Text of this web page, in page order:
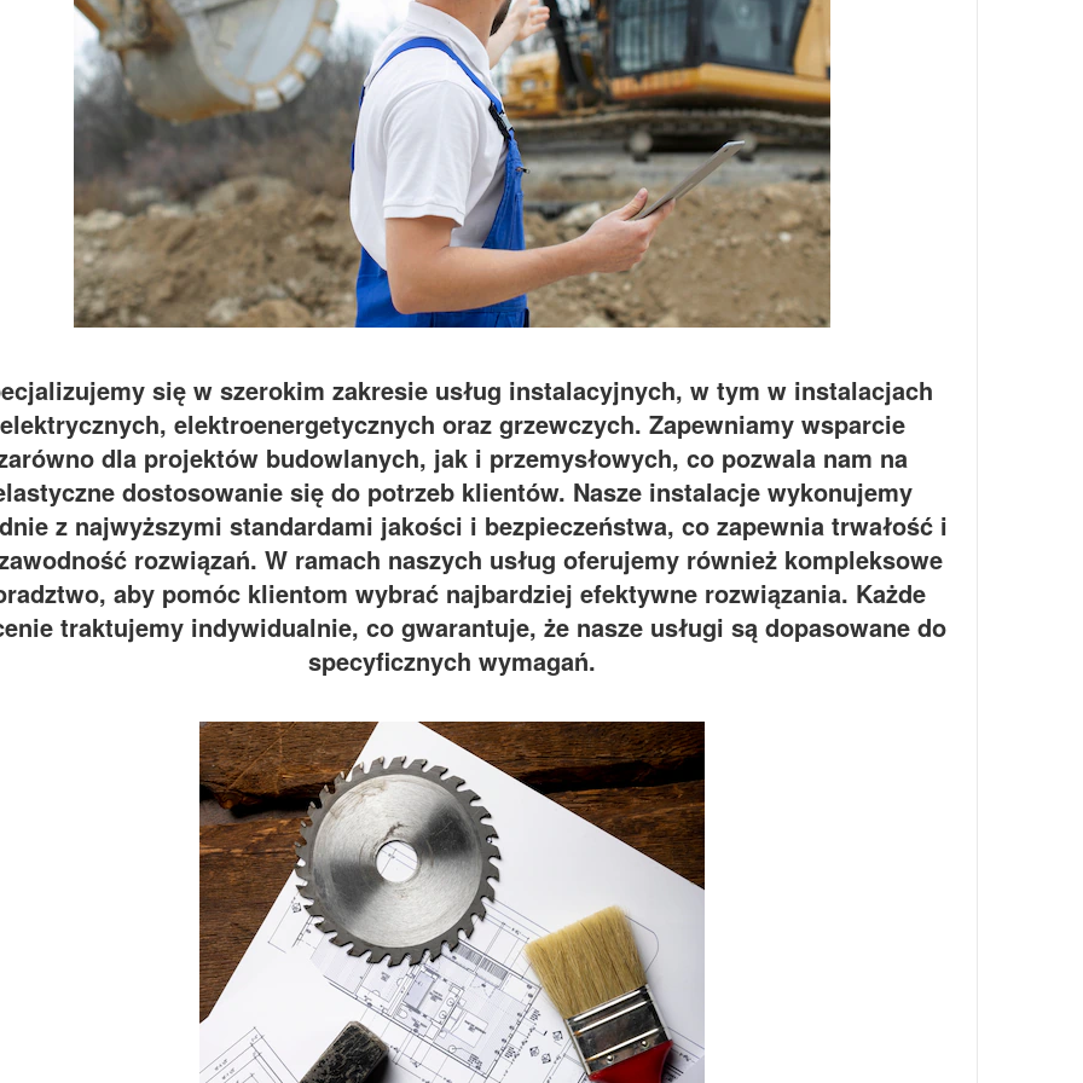
się w szerokim zakresie usług instalacyjnych, w tym w instalacjach
elektrycznych, elektroenergetycznych oraz grzewczych. Zapewniamy wsparcie
dla projektów budowlanych, jak i przemysłowych, co pozwala nam na
dostosowanie się do potrzeb klientów. Nasze instalacje wykonujemy
z najwyższymi standardami jakości i bezpieczeństwa, co zapewnia trwałość i
rozwiązań. W ramach naszych usług oferujemy również kompleksowe
aby pomóc klientom wybrać najbardziej efektywne rozwiązania. Każde
traktujemy indywidualnie, co gwarantuje, że nasze usługi są dopasowane do
specyficznych wymagań.